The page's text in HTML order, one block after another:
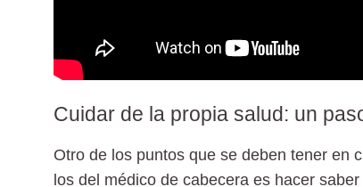
Cuidar de la propia salud: un
Otro de los puntos que se deben tener en
los del médico de cabecera es hacer